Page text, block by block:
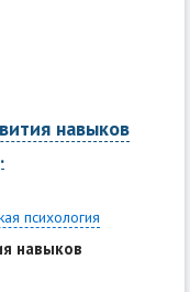
навыков
психология
навыков